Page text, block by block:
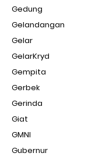
Gedung
Gelandangan
Gelar
GelarKryd
Gempita
Gerbek
Gerinda
Giat
GMNI
Gubernur